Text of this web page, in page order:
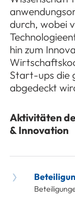
durch, wobei
hin zum
Start-ups die
abgedeckt
Aktivitäten
& Innovation